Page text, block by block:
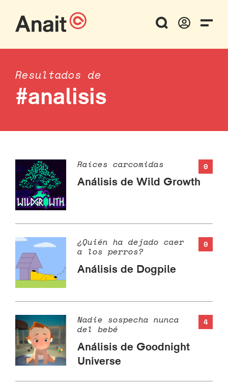
Resultados de
#analisis
0
Raíces carcomidas
Análisis de Wild Growth
0
¿Quién ha dejado caer
a los perros?
Análisis de Dogpile
4
Nadie sospecha nunca
del bebé
Análisis de Goodnight
Universe